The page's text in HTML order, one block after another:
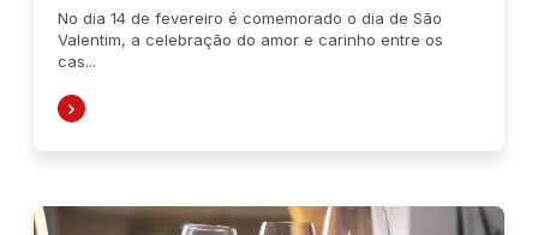
No dia 14 de fevereiro é comemorado o dia de São
Valentim, a celebração do amor e carinho entre os
cas...